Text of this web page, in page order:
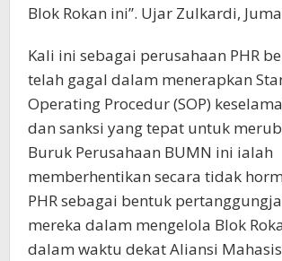
Blok Rokan ini”. Ujar Zulkardi,
Kali ini sebagai perusahaan PHR
telah gagal dalam menerapkan
Operating Procedur (SOP)
dan sanksi yang tepat untuk
Buruk Perusahaan BUMN ini ialah
memberhentikan secara tidak
PHR sebagai bentuk
mereka dalam mengelola Blok
dalam waktu dekat Aliansi